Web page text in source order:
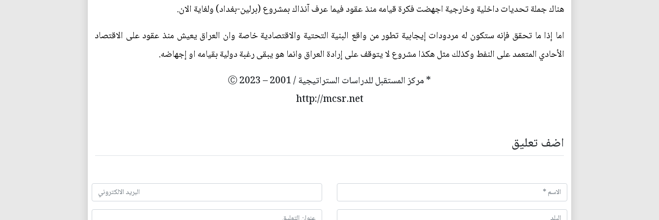
هناك جملة تحديات داخلية وخارجية اجهضت فكرة قيامه منذ عقود فيما عرف آنذاك بمشروع (برلين-بغداد) ولغاية الان.
اما إذا ما تحقق فإنه ستكون له مردودات إيجابية تطور من واقع البنية التحتية والاقتصادية خاصة وان العراق يعيش منذ عقود على الاقتصاد
الأحادي المتعمد على النفط وكذلك مثل هكذا مشروع لا يتوقف على إرادة العراق وانما هو يبقى رغبة دولية بقيامه او إجهاضه.
* مركز المستقبل للدراسات الستراتيجية / 2001 – 2023 Ⓒ
http://mcsr.net
اضف تعليق